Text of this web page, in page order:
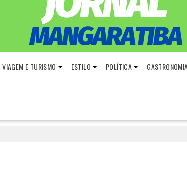
VIAGEM E TURISMO ESTILO POLÍTICA GASTRONOMIA